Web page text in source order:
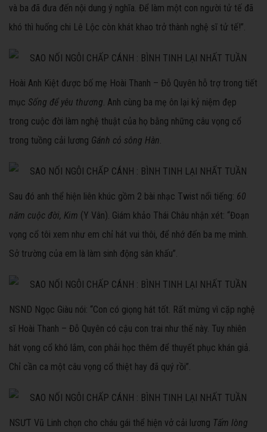
và ba đã đưa đến nội dung ý nghĩa. Để làm một con người tử tế đã
khó thì huống chi Lê Lộc còn khát khao trở thành nghệ sĩ tử tế!”.
Hoài Anh Kiệt được bố mẹ Hoài Thanh – Đỗ Quyên hỗ trợ trong tiết
mục Sống để yêu thương. Anh cùng ba mẹ ôn lại kỷ niệm đẹp
trong cuộc đời làm nghệ thuật của họ bằng những câu vọng cổ
trong tuồng cải lương Gánh cỏ sông Hàn.
Sau đó anh thể hiện liên khúc gồm 2 bài nhạc Twist nổi tiếng: 60
năm cuộc đời, Kim (Y Vân). Giám khảo Thái Châu nhận xét: “Đoạn
vọng cổ tôi xem như em chỉ hát vui thôi, để nhớ đến ba mẹ mình.
Sở trường của em là làm sinh động sân khấu”.
NSND Ngọc Giàu nói: “Con có giọng hát tốt. Rất mừng vì cặp nghệ
sĩ Hoài Thanh – Đỗ Quyên có cậu con trai như thế này. Tuy nhiên
hát vọng cổ khó lắm, con phải học thêm để thuyết phục khán giả.
Chỉ cần ca một câu vọng cổ thiệt hay đã quý rồi”.
NSƯT Vũ Linh chọn cho cháu gái thể hiện vở cải lương Tấm lòng